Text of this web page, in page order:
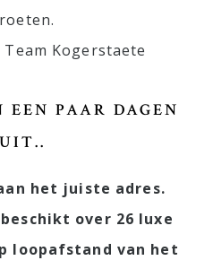
Kogerstaete
PAAR DAGEN
het juiste adres.
over 26 luxe
loopafstand van het